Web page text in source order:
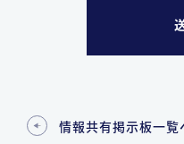
情報共有掲示板一覧